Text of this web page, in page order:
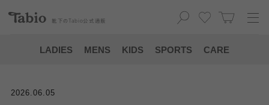
靴下の Tabio 公式通販
LADIES MENS KIDS SPORTS CARE
2026.06.05